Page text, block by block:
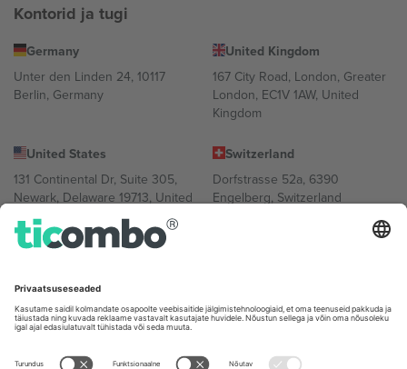
Kontorid ja tugi
Germany
Unter den Linden 24, 10117
Berlin, Germany
United Kingdom
167 City Road, London, Greater
London, EC1V 1AW, United
Kingdom
United States
131 Continental Dr, Suite 305,
Newark, Delaware 19713, United
States
Switzerland
Dorfstrasse 52a, 6390
Engelberg, Switzerland
Regus Sofia City West, bul
Bulgaria
United Arab Emirates
Mexico